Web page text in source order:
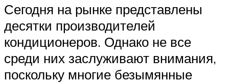
Сегодня на рынке представлены
десятки производителей
кондиционеров. Однако не все
среди них заслуживают внимания,
поскольку многие безымянные